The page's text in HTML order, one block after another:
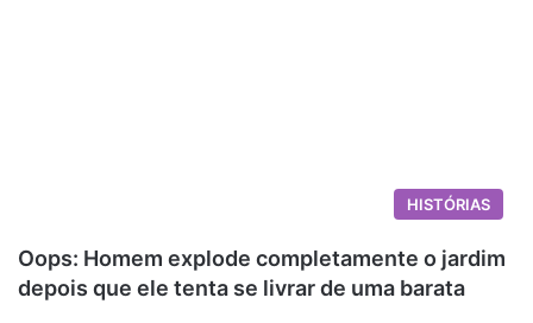
HISTÓRIAS
Oops: Homem explode completamente o jardim
depois que ele tenta se livrar de uma barata